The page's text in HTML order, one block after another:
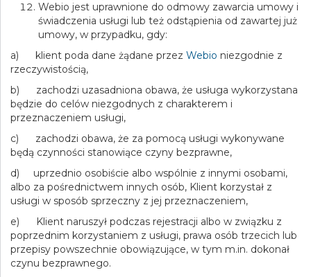
Webio jest uprawnione do odmowy zawarcia umowy i
świadczenia usługi lub też odstąpienia od zawartej już
umowy, w przypadku, gdy:
a) klient poda dane żądane przez Webio niezgodnie z
rzeczywistością,
b) zachodzi uzasadniona obawa, że usługa wykorzystana
będzie do celów niezgodnych z charakterem i
przeznaczeniem usługi,
c) zachodzi obawa, że za pomocą usługi wykonywane
będą czynności stanowiące czyny bezprawne,
d) uprzednio osobiście albo wspólnie z innymi osobami,
albo za pośrednictwem innych osób, Klient korzystał z
usługi w sposób sprzeczny z jej przeznaczeniem,
e) Klient naruszył podczas rejestracji albo w związku z
poprzednim korzystaniem z usługi, prawa osób trzecich lub
przepisy powszechnie obowiązujące, w tym m.in. dokonał
czynu bezprawnego.